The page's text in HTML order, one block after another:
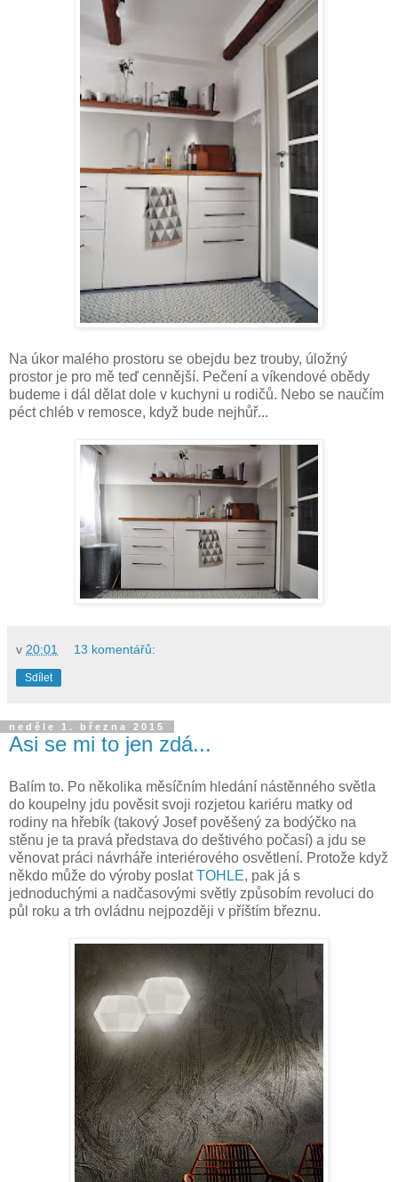
Na úkor malého prostoru se obejdu bez trouby, úložný
prostor je pro mě teď cennější. Pečení a víkendové obědy
budeme i dál dělat dole v kuchyni u rodičů. Nebo se naučím
péct chléb v remosce, když bude nejhůř...
v 20:01 13 komentářů:
Sdílet
neděle 1. března 2015
Asi se mi to jen zdá...
Balím to. Po několika měsíčním hledání nástěnného světla
do koupelny jdu pověsit svoji rozjetou kariéru matky od
rodiny na hřebík (takový Josef pověšený za bodýčko na
stěnu je ta pravá představa do deštivého počasí) a jdu se
věnovat práci návrháře interiérového osvětlení. Protože když
někdo může do výroby poslatTOHLE, pak já s
jednoduchými a nadčasovými světly způsobím revoluci do
půl roku a trh ovládnu nejpozději v příštím březnu.